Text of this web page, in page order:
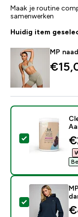
Maak je routine
samenwerken
Huidig item
MP
Selecteer
Selecteer